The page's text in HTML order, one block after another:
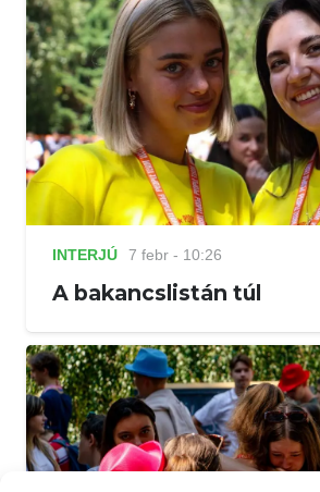
INTERJÚ 7 febr - 10:26
A bakancslistán túl